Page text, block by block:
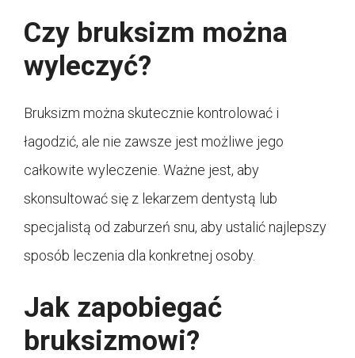
Czy bruksizm można
wyleczyć?
Bruksizm można skutecznie kontrolować i
łagodzić, ale nie zawsze jest możliwe jego
całkowite wyleczenie. Ważne jest, aby
skonsultować się z lekarzem dentystą lub
specjalistą od zaburzeń snu, aby ustalić najlepszy
sposób leczenia dla konkretnej osoby.
Jak zapobiegać
bruksizmowi?